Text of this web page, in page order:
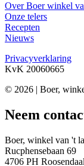
Over Boer winkel
Onze telers
Recepten
Nieuws
Privacyverklaring
KvK 20060665
© 2026 | Boer,
Neem
Boer, winkel van 't
Rucphensebaan 69
4706 PH Roosendaal